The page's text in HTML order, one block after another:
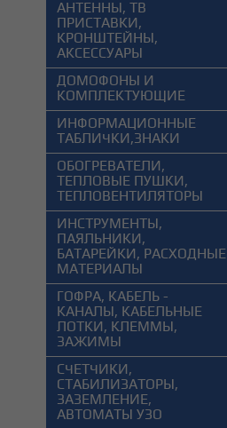
АНТЕННЫ, ТВ
ПРИСТАВКИ,
КРОНШТЕЙНЫ,
АКСЕССУАРЫ
ДОМОФОНЫ И
КОМПЛЕКТУЮЩИЕ
ИНФОРМАЦИОННЫЕ
ТАБЛИЧКИ,ЗНАКИ
ОБОГРЕВАТЕЛИ,
ТЕПЛОВЫЕ ПУШКИ,
ТЕПЛОВЕНТИЛЯТОРЫ
ИНСТРУМЕНТЫ,
ПАЯЛЬНИКИ,
БАТАРЕЙКИ, РАСХОДНЫЕ
МАТЕРИАЛЫ
ГОФРА, КАБЕЛЬ -
КАНАЛЫ, КАБЕЛЬНЫЕ
ЛОТКИ, КЛЕММЫ,
ЗАЖИМЫ
СЧЕТЧИКИ,
СТАБИЛИЗАТОРЫ,
ЗАЗЕМЛЕНИЕ,
АВТОМАТЫ УЗО